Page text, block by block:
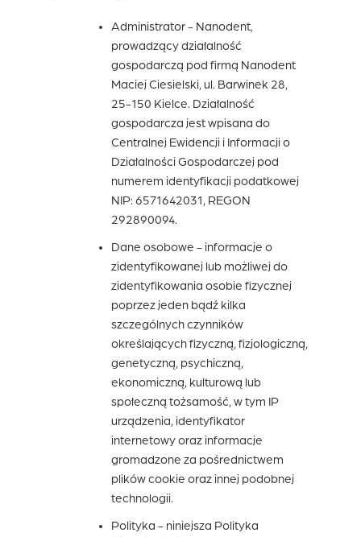
Administrator- Nanodent,
prowadzący działalność
gospodarczą pod firmą Nanodent
Maciej Ciesielski, ul. Barwinek 28,
25-150 Kielce. Działalność
gospodarcza jest wpisana do
Centralnej Ewidencji i Informacji o
Działalności Gospodarczej pod
numerem identyfikacji podatkowej
NIP: 6571642031, REGON
292890094.
Dane osobowe - informacje o
zidentyfikowanej lub możliwej do
zidentyfikowania osobie fizycznej
poprzez jeden bądź kilka
szczególnych czynników
określających fizyczną, fizjologiczną,
genetyczną, psychiczną,
ekonomiczną, kulturową lub
społeczną tożsamość, w tym IP
urządzenia, identyfikator
internetowy oraz informacje
gromadzone za pośrednictwem
plików cookie oraz innej podobnej
technologii.
Polityka - niniejsza Polityka